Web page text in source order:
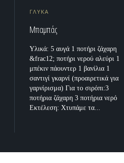
ΓΛΥΚΑ
Μπαμπάς
Υλικά: 5 αυγά 1 ποτήρι ζάχαρη
&frac12; ποτήρι νερού αλεύρι 1
μπέκιν πάουντερ 1 βανίλια 1
σαντιγί γκαρνί (προαιρετικά για
γαρνίρισμα) Για το σιρόπι:3
ποτήρια ζάχαρη 3 ποτήρια νερό
Εκτέλεση: Χτυπάμε τα...